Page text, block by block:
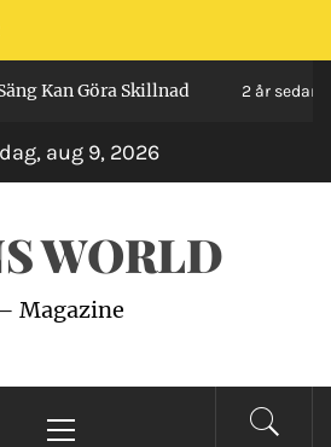
2 år sedan Så Gör du
aug 9, 2026
WORLD
– Magazine
meny